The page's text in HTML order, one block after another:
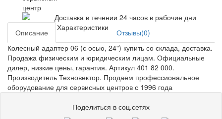
Доставка в течении 24 часов в рабочие дни
Описание
Характеристики
Отзывы(0)
Колесный адаптер 06 (с осью, 24") купить со склада, доставка.
Продажа физическим и юридическим лицам. Официальные
дилер, низкие цены, гарантия. Артикул 401 82 000.
Производитель Техновектор. Продаем профессиональное
оборудование для сервисных центров с 1996 года
Поделиться в соц.сетях